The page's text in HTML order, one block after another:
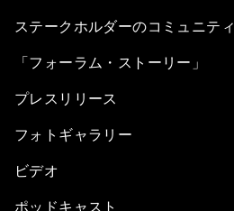
ステークホルダーのコミュニティ
「フォーラム・ストーリー」
プレスリリース
フォトギャラリー
ビデオ
ポッドキャスト